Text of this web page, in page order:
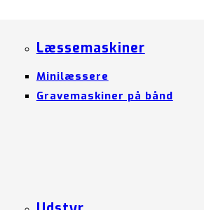
Læssemaskiner
Minilæssere
Gravemaskiner på bånd